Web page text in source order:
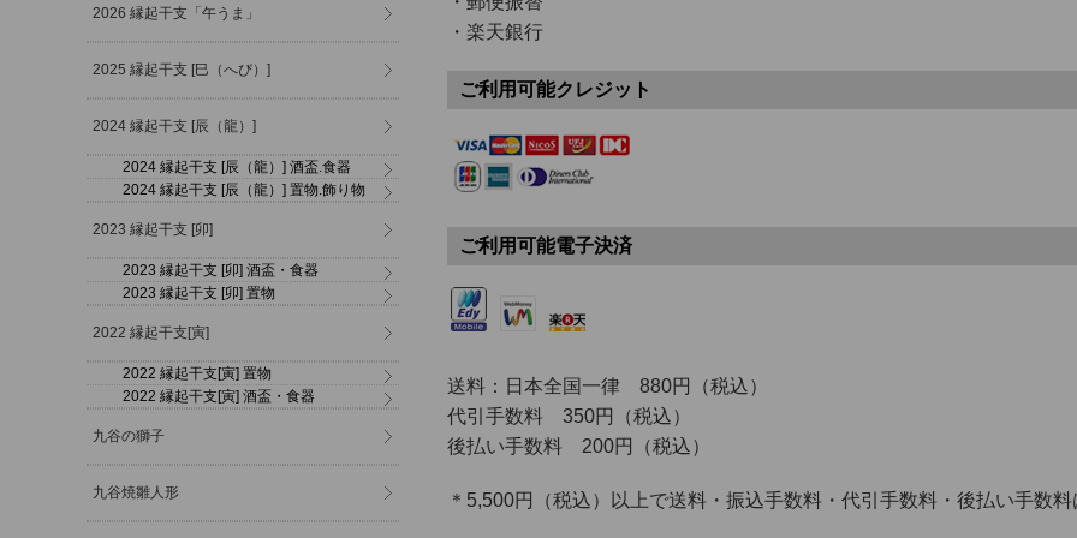
・楽天銀行
ご利用可能クレジット
ご利用可能電子決済
送料：日本全国一律 880円（税込）
代引手数料 350円（税込）
後払い手数料 200円（税込）
＊5,500円（税込）以上で送料・振込手数料・代引手数料・後払い手数料
2026 縁起干支「午うま」
2025 縁起干支 [巳（へび）]
2024 縁起干支 [辰（龍）]
2024 縁起干支 [辰（龍）] 酒盃.食器
2024 縁起干支 [辰（龍）] 置物.飾り物
2023 縁起干支 [卯]
2023 縁起干支 [卯] 酒盃・食器
2023 縁起干支 [卯] 置物
2022 縁起干支[寅]
2022 縁起干支[寅] 置物
2022 縁起干支[寅] 酒盃・食器
九谷の獅子
九谷焼雛人形